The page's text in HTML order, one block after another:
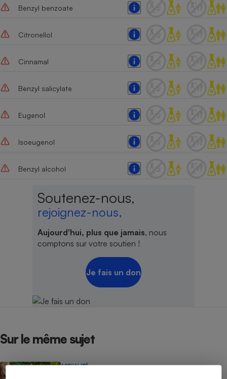
Benzyl benzoate
Citronellol
Cinnamal
Benzyl salicylate
Eugenol
Isoeugenol
Benzyl alcohol
Soutenez-nous,
rejoignez-nous,
Aujourd'hui, plus que jamais, nous
comptons sur votre soutien !
Je fais un don
Sur le même sujet
ACTUALITÉ